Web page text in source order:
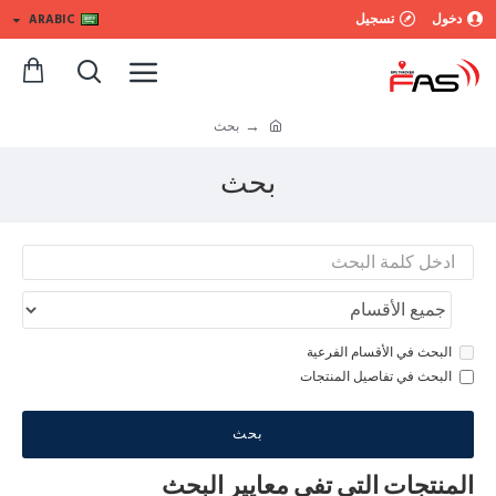
دخول تسجيل ARABIC
بحث
بحث
البحث في الأقسام الفرعية
البحث في تفاصيل المنتجات
بحث
المنتجات التي تفي معايير البحث